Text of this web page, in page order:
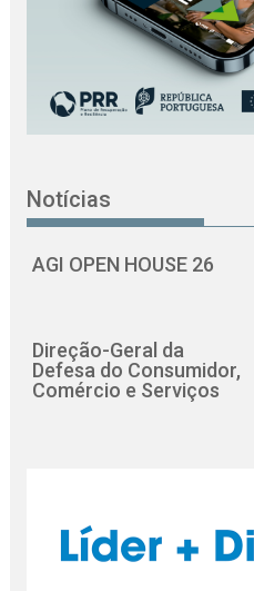
Notícias
AGI OPEN HOUSE 26
Direção-Geral da
Defesa do Consumidor,
Comércio e Serviços